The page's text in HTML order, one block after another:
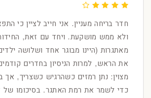
חדר בריחה מעניין. אני חייב לציין כי
ולא ממש מושקעת. ויחד עם זאת,
מאתגרות (היינו מבוגר אחד ושלושה
את הראש, למרות הניסיון בחדרים
מצוין: נתן רמזים כשהרגיש כשצריך, אך
כדי לשמר את רמת האתגר. בסיכומו של